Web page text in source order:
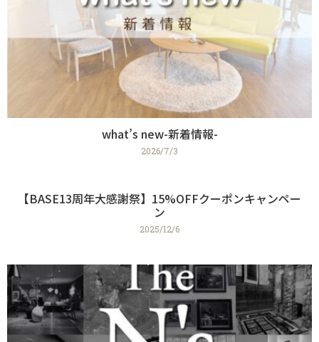
what’s new-新着情報-
2026/7/3
【BASE13周年大感謝祭】15%OFFクーポンキャンペー
ン
2025/12/6